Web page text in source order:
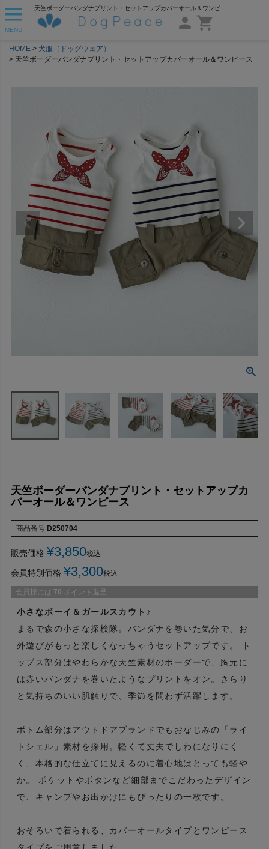
MENU
HOME
犬服（ドッグウェア）
天竺ボーダーバンダナプリント・セットアップカバーオール＆ワンピース
天竺ボーダーバンダナプリント・セットアップカ
バーオール＆ワンピース
商品番号 D250704
販売価格 ¥3,850税込
会員特別価格 ¥3,300税込
会員様には 70 ポイント進呈
小さなボーイ＆ガールスカウト♪
まるで森の小さな探検隊。バンダナを巻いた気分で、お
外遊びがもっと楽しくなっちゃうセットアップです。 ト
ップス部分はやわらかな天竺素材のボーダーで、胸元に
は赤いバンダナを巻いたようなプリントをオン。さらり
と気持ちのいい肌触りで、季節を問わず活躍します。
ボトム部分はアウトドアブランドでもおなじみの「ライ
トシェル」素材を採用。軽くて丈夫でしわになりにく
く、本格的な仕立てに見えるのに着心地はとっても軽や
か。 ポケットやボタンなど細部までこだわったデザイン
で、キャンプやお出かけにもぴったりの一枚です。
おそろいで着られる、カバーオールタイプとワンピース